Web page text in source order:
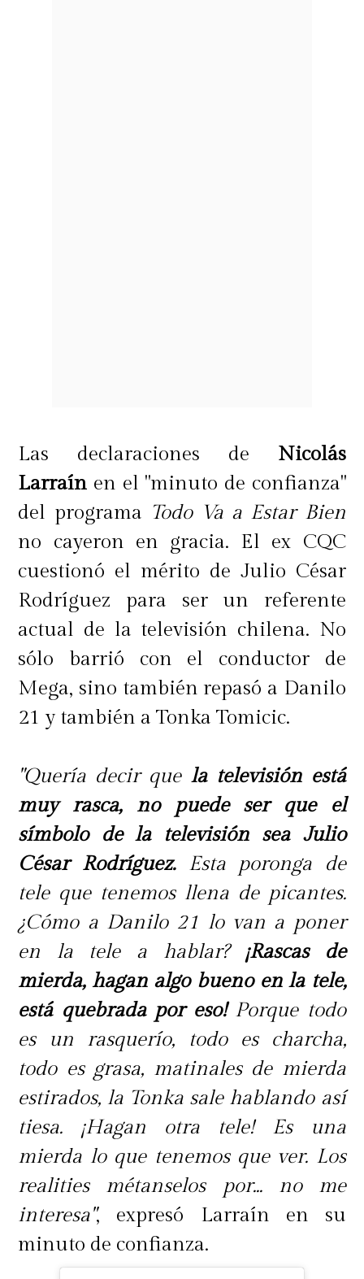
Las declaraciones de Nicolás
Larraín en el "minuto de confianza"
del programa Todo Va a Estar Bien
no cayeron en gracia. El ex CQC
cuestionó el mérito de Julio César
Rodríguez para ser un referente
actual de la televisión chilena. No
sólo barrió con el conductor de
Mega, sino también repasó a Danilo
21 y también a Tonka Tomicic.
"Quería decir que la televisión está
muy rasca, no puede ser que el
símbolo de la televisión sea Julio
César Rodríguez.Esta poronga de
tele que tenemos llena de picantes.
¿Cómo a Danilo 21 lo van a poner
en la tele a hablar? ¡Rascas de
mierda, hagan algo bueno en la tele,
está quebrada por eso!Porque todo
es un rasquerío, todo es charcha,
todo es grasa, matinales de mierda
estirados, la Tonka sale hablando así
tiesa. ¡Hagan otra tele! Es una
mierda lo que tenemos que ver. Los
realities métanselos por... no me
interesa", expresó Larraín en su
minuto de confianza.